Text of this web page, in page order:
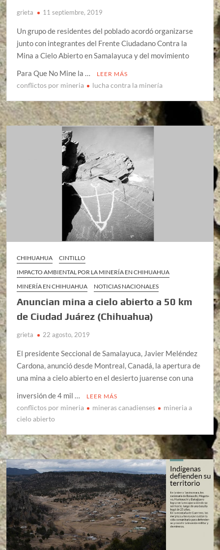
grieta 11 septiembre, 2019
Un grupo de residentes del poblado acordó organizarse
junto con integrantes del Frente Ciudadano Contra la
Mina a Cielo Abierto en Samalayuca y del movimiento
Para Que No Mine la …
LEER MÁS
conflictos por mineria lucha contra la minería
CHIHUAHUA
CINTILLO
IMPACTO AMBIENTAL POR LA MINERÍA EN CHIHUAHUA
MINERÍA EN CHIHUAHUA
NOTICIAS NACIONALES
Anuncian mina a cielo abierto a 50 km
de Ciudad Juárez (Chihuahua)
grieta 22 agosto, 2019
El presidente Seccional de Samalayuca, Javier Meléndez
Cardona, anunció desde Montreal, Canadá, la apertura de
una mina a cielo abierto en el desierto juarense con una
inversión de 4 mil …
LEER MÁS
conflictos por mineria mineras canadienses
mineria a
cielo abierto